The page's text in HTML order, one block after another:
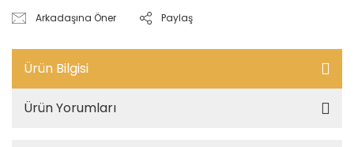
Arkadaşına Öner Paylaş
Ürün Bilgisi
Ürün Yorumları